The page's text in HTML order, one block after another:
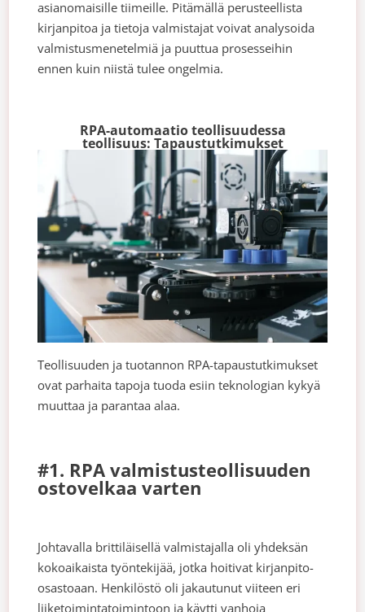
asianomaisille tiimeille. Pitämällä perusteellista
kirjanpitoa ja tietoja valmistajat voivat analysoida
valmistusmenetelmiä ja puuttua prosesseihin
ennen kuin niistä tulee ongelmia.
RPA-automaatio teollisuudessa
teollisuus: Tapaustutkimukset
Teollisuuden ja tuotannon RPA-tapaustutkimukset
ovat parhaita tapoja tuoda esiin teknologian kykyä
muuttaa ja parantaa alaa.
#1. RPA valmistusteollisuuden
ostovelkaa varten
Johtavalla brittiläisellä valmistajalla oli yhdeksän
kokoaikaista työntekijää, jotka hoitivat kirjanpito-
osastoaan. Henkilöstö oli jakautunut viiteen eri
liiketoimintatoimintoon ja käytti vanhoja